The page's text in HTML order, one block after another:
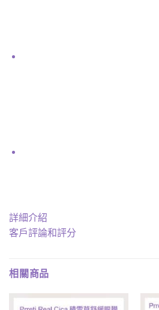
詳細介紹
客戶評論和評分
相關商品